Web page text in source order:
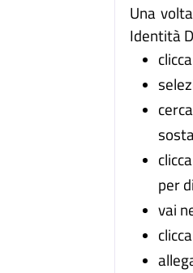
Una
Identità
per
vai